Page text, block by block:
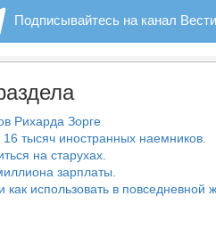
Подписывайтесь на канал
Рихарда Зорге
тысяч иностранных наемников.
на старухах.
зарплаты.
как использовать в повседневной